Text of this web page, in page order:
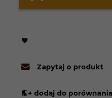
Zapytaj o produkt
+ dodaj do porównania